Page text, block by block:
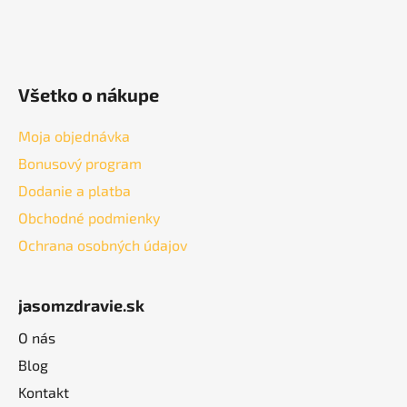
Všetko o nákupe
Moja objednávka
Bonusový program
Dodanie a platba
Obchodné podmienky
Ochrana osobných údajov
jasomzdravie.sk
O nás
Blog
Kontakt